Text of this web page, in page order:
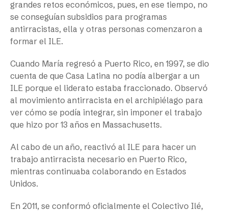
grandes retos económicos, pues, en ese tiempo, no
se conseguían subsidios para programas
antirracistas, ella y otras personas comenzaron a
formar el ILE.
Cuando María regresó a Puerto Rico, en 1997, se dio
cuenta de que Casa Latina no podía albergar a un
ILE porque el liderato estaba fraccionado. Observó
al movimiento antirracista en el archipiélago para
ver cómo se podía integrar, sin imponer el trabajo
que hizo por 13 años en Massachusetts.
Al cabo de un año, reactivó al ILE para hacer un
trabajo antirracista necesario en Puerto Rico,
mientras continuaba colaborando en Estados
Unidos.
En 2011, se conformó oficialmente el Colectivo Ilé,